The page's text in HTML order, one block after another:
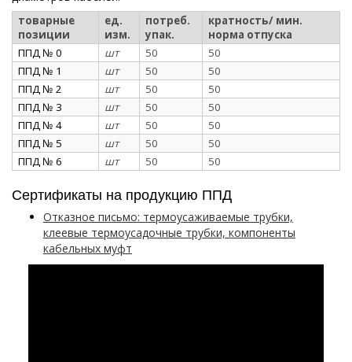
товарные
позиции
ед.
изм.
потреб.
упак.
кратность/ мин.
норма отпуска
ППД № 0
шт 50
50
ППД № 1
шт 50
50
ППД № 2
шт 50
50
ППД № 3
шт 50
50
ППД № 4
шт 50
50
ППД № 5
шт 50
50
ППД № 6
шт 50 50
Сертификаты на продукцию ППД
Отказное письмо: термоусаживаемые трубки,
клеевые термоусадочные трубки, компоненты
кабельных муфт